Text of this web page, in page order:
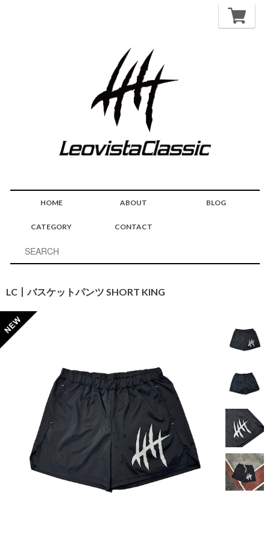
HOME ABOUT BLOG
CATEGORY CONTACT
LC丨バスケットパンツ SHORT KING